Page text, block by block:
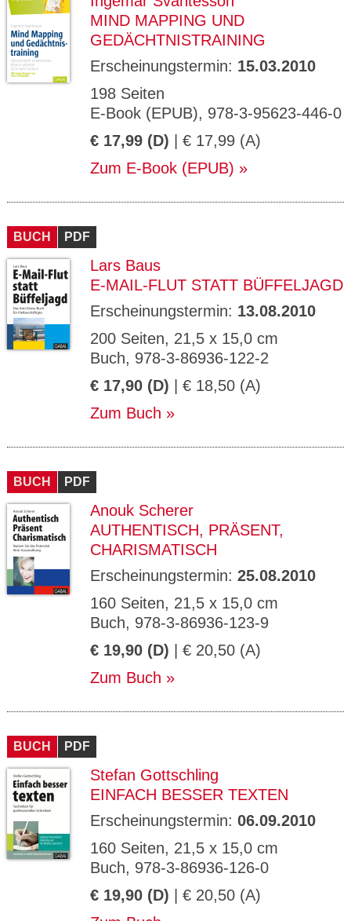
MIND MAPPING UND
GEDÄCHTNISTRAINING
Erscheinungstermin: 15.03.2010
198 Seiten
E-Book (EPUB), 978-3-95623-446-0
€ 17,99 (D) | € 17,99 (A)
Zum E-Book (EPUB)
BUCH PDF
Lars Baus
E-MAIL-FLUT STATT BÜFFELJAGD
Erscheinungstermin: 13.08.2010
200 Seiten, 21,5 x 15,0 cm
Buch, 978-3-86936-122-2
€ 17,90 (D) | € 18,50 (A)
Zum Buch
BUCH PDF
Anouk Scherer
AUTHENTISCH, PRÄSENT,
CHARISMATISCH
Erscheinungstermin: 25.08.2010
160 Seiten, 21,5 x 15,0 cm
Buch, 978-3-86936-123-9
€ 19,90 (D) | € 20,50 (A)
Zum Buch
BUCH PDF
Stefan Gottschling
EINFACH BESSER TEXTEN
Erscheinungstermin: 06.09.2010
160 Seiten, 21,5 x 15,0 cm
Buch, 978-3-86936-126-0
€ 19,90 (D) | € 20,50 (A)